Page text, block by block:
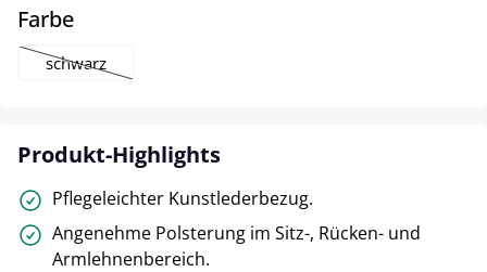
Farbeauswählen
schwarz
(Diese Option ist zurzeit nicht verfügbar.)
Produkt-Highlights
Pflegeleichter Kunstlederbezug.
Angenehme Polsterung im Sitz-, Rücken- und
Armlehnenbereich.